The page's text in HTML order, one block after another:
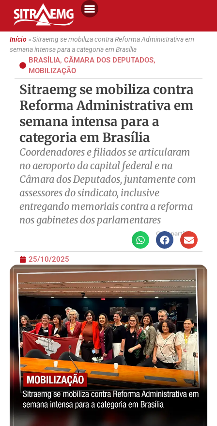
Início»Sitraemg se mobiliza contra Reforma Administrativa em
semana intensa para a categoria em Brasília
BRASÍLIA, CÂMARA DOS DEPUTADOS,
MOBILIZAÇÃO
Sitraemg se mobiliza contra
Reforma Administrativa em
semana intensa para a
categoria em Brasília
Coordenadores e filiados se articularam
no aeroporto da capital federal e na
Câmara dos Deputados, juntamente com
assessores do sindicato, inclusive
entregando memoriais contra a reforma
nos gabinetes dos parlamentares
Compartilhe
25/10/2025